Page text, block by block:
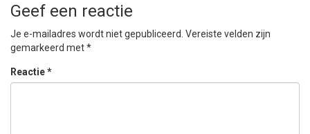
Geef een reactie
Je e-mailadres wordt niet gepubliceerd. Vereiste velden zijn
gemarkeerd met*
Reactie*